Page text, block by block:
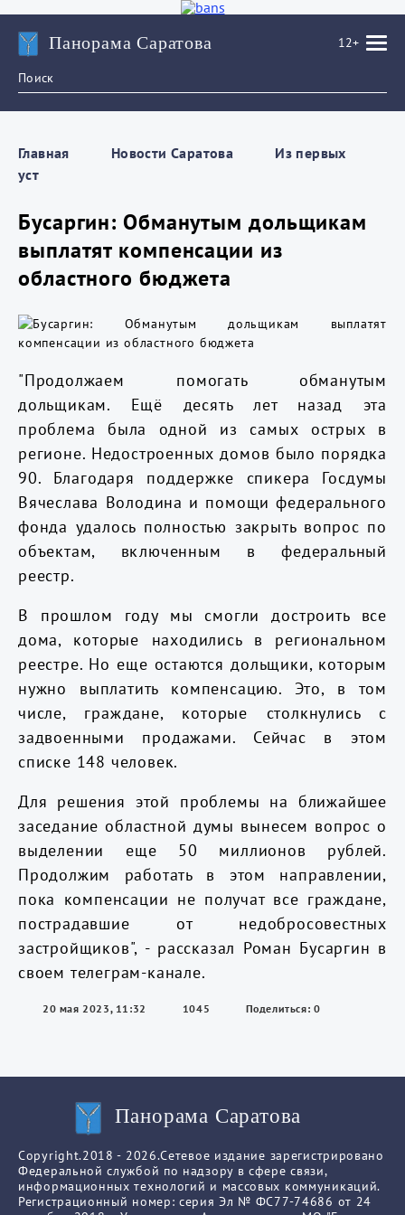
Панорама Саратова 12+
Главная Новости Саратова
Из пеpвых
уст
Бусаргин: Обманутым дольщикам
выплатят компенсации из
областного бюджета
"Продолжаем помогать обманутым
дольщикам. Ещё десять лет назад эта
проблема была одной из самых острых в
регионе. Недостроенных домов было порядка
90. Благодаря поддержке спикера Госдумы
Вячеслава Володина и помощи федерального
фонда удалось полностью закрыть вопрос по
объектам, включенным в федеральный
реестр.
В прошлом году мы смогли достроить все
дома, которые находились в региональном
реестре. Но еще остаются дольщики, которым
нужно выплатить компенсацию. Это, в том
числе, граждане, которые столкнулись с
задвоенными продажами. Сейчас в этом
списке 148 человек.
Для решения этой проблемы на ближайшее
заседание областной думы вынесем вопрос о
выделении еще 50 миллионов рублей.
Продолжим работать в этом направлении,
пока компенсации не получат все граждане,
пострадавшие от недобросовестных
застройщиков", - рассказал Роман Бусаргин в
своем телеграм-канале.
20 мая 2023, 11:32 1045 Поделиться: 0
Панорама Саратова
Copyright.2018 - 2026.Сетевое издание зарегистрировано
Федеральной службой по надзору в сфере связи,
информационных технологий и массовых коммуникаций.
Регистрационный номер: серия Эл № ФС77-74686 от 24